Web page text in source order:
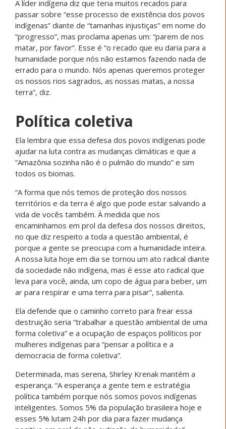
A líder indígena diz que teria muitos recados para
passar sobre “esse processo de existência dos povos
indígenas” diante de “tamanhas injustiças” em nome do
“progresso”, mas proclama apenas um: “parem de nos
matar, por favor”. Esse é “o recado que eu daria para a
humanidade porque nós não estamos fazendo nada de
errado para o mundo. Nós apenas queremos proteger
os nossos rios sagrados, as nossas matas, a nossa
terra”, diz.
Política coletiva
Ela lembra que essa defesa dos povos indígenas pode
ajudar na luta contra as mudanças climáticas e que a
“Amazônia sozinha não é o pulmão do mundo” e sim
todos os biomas.
“A forma que nós temos de proteção dos nossos
territórios e da terra é algo que pode estar salvando a
vida de vocês também. À medida que nos
encaminhamos em prol da defesa dos nossos direitos,
no que diz respeito a toda a questão ambiental, é
porque a gente se preocupa com a humanidade inteira.
A nossa luta hoje em dia se tornou um ato radical diante
da sociedade não indígena, mas é esse ato radical que
leva para você, ainda, um copo de água para beber, um
ar para respirar e uma terra para pisar”, salienta.
Ela defende que o caminho correto para frear essa
destruição seria “trabalhar a questão ambiental de uma
forma coletiva” e a ocupação de espaços políticos por
mulheres indígenas para “pensar a política e a
democracia de forma coletiva”.
Determinada, mas serena, Shirley Krenak mantém a
esperança. “A esperança a gente tem e estratégia
política também porque nós somos povos indígenas
inteligentes. Somos 5% da população brasileira hoje e
esses 5% lutam 24h por dia para fazer mudança